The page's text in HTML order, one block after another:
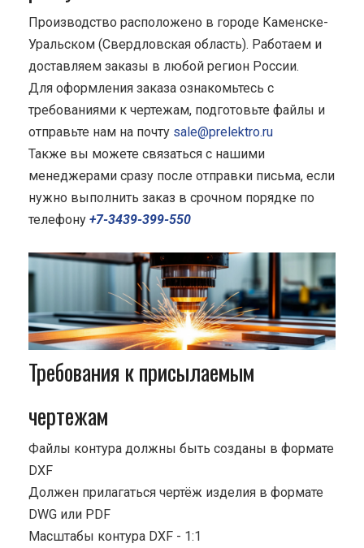
Производство расположено в городе Каменске-
Уральском (Свердловская область). Работаем и
доставляем заказы в любой регион России.
Для оформления заказа ознакомьтесь с
требованиями к чертежам, подготовьте файлы и
отправьте нам на почту sale@prelektro.ru
Также вы можете связаться с нашими
менеджерами сразу после отправки письма, если
нужно выполнить заказ в срочном порядке по
телефону +7-3439-399-550
Требования к присылаемым
чертежам
Файлы контура должны быть созданы в формате
DXF
Должен прилагаться чертёж изделия в формате
DWG или PDF
Масштабы контура DXF - 1:1